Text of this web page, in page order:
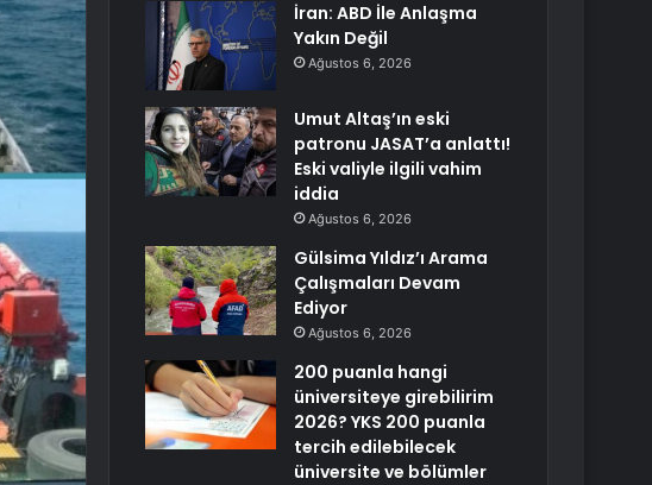
İran: ABD İle Anlaşma
Yakın Değil
Ağustos 6, 2026
Umut Altaş’ın eski
patronu JASAT’a anlattı!
Eski valiyle ilgili vahim
iddia
Ağustos 6, 2026
Gülsima Yıldız’ı Arama
Çalışmaları Devam
Ediyor
Ağustos 6, 2026
200 puanla hangi
üniversiteye girebilirim
2026? YKS 200 puanla
tercih edilebilecek
üniversite ve bölümler